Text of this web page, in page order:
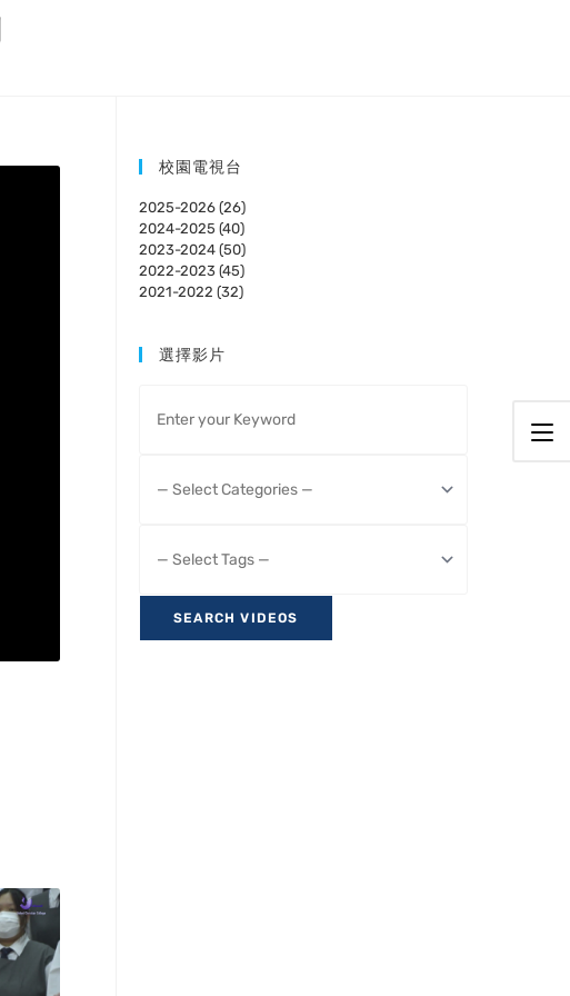
校園電視台
2025-2026 (26)
2024-2025 (40)
2023-2024 (50)
2022-2023 (45)
2021-2022 (32)
選擇影片